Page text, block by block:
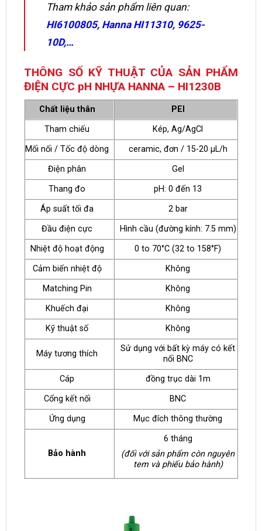
Tham khảo sản phẩm liên quan:
HI6100805, Hanna HI11310, 9625-
10D,…
THÔNG SỐ KỸ THUẬT CỦA SẢN PHẨM
ĐIỆN CỰC pH NHỰA HANNA – HI1230B
Chất liệu thân
PEI
Tham chiếu
Kép, Ag/AgCl
Mối nối / Tốc độ dòng
ceramic, đơn / 15-20 μL/h
Điện phân
Gel
Thang đo
pH: 0 đến 13
Áp suất tối đa
2 bar
Đầu điện cực
Hình cầu (đường kính: 7.5 mm)
Nhiệt độ hoạt động
0 to 70°C (32 to 158°F)
Cảm biến nhiệt độ
Không
Matching Pin
Không
Khuếch đại
Không
Kỹ thuật số
Không
Máy tương thích
Sử dụng với bất kỳ máy có kết
nối BNC
Cáp
đồng trục dài 1m
Cổng kết nối
BNC
Ứng dụng
Mục đích thông thường
Bảo hành
6 tháng
(đối với sản phẩm còn nguyên
tem và phiếu bảo hành)